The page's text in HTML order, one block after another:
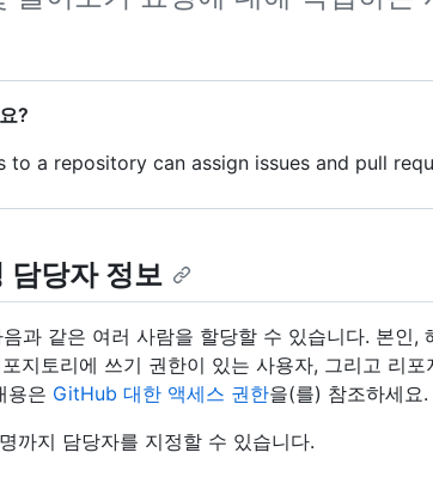
?
to a repository can assign issues and pull
담당자 정보
과 같은 여러 사람을 할당할 수 있습니다. 본인,
지토리에 쓰기 권한이 있는 사용자, 그리고 리포
용은 GitHub 대한 액세스 권한을(를) 참조하세요.
까지 담당자를 지정할 수 있습니다.